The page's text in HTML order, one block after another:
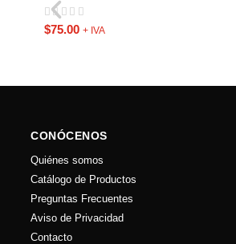
$75.00 + IVA
CONÓCENOS
Quiénes somos
Catálogo de Productos
Preguntas Frecuentes
Aviso de Privacidad
Contacto